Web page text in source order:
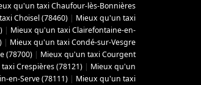
qu'un taxi Chaufour-lès-Bonnières
Choisel (78460) | Mieux qu'un taxi
| Mieux qu'un taxi Clairefontaine-en-
| Mieux qu'un taxi Condé-sur-Vesgre
(78700) | Mieux qu'un taxi Courgent
Crespières (78121) | Mieux qu'un
en-Serve (78111) | Mieux qu'un taxi